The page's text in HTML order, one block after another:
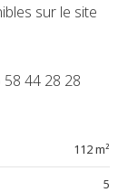
sur le site
58 44 28 28
112 m²
5